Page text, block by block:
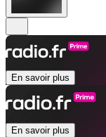
En savoir plus
En savoir plus